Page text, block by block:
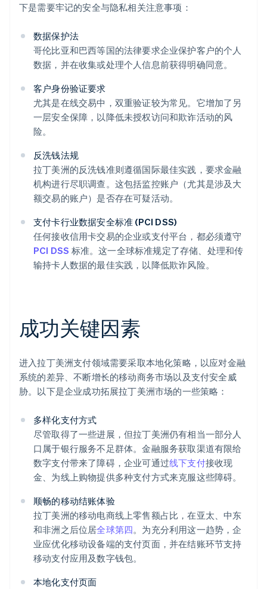
下是需要牢记的安全与隐私相关注意事项：
数据保护法
哥伦比亚和巴西等国的法律要求企业保护客户的个人
数据，并在收集或处理个人信息前获得明确同意。
客户身份验证要求
尤其是在线交易中，双重验证较为常见。它增加了另
一层安全保障，以降低未授权访问和欺诈活动的风
险。
反洗钱法规
拉丁美洲的反洗钱准则遵循国际最佳实践，要求金融
机构进行尽职调查。这包括监控账户（尤其是涉及大
额交易的账户）是否存在可疑活动。
支付卡行业数据安全标准 (PCI DSS)
任何接收信用卡交易的企业或支付平台，都必须遵守
PCI DSS 标准。这一全球标准规定了存储、处理和传
输持卡人数据的最佳实践，以降低欺诈风险。
成功关键因素
进入拉丁美洲支付领域需要采取本地化策略，以应对金融
系统的差异、不断增长的移动商务市场以及支付安全威
胁。以下是企业成功拓展拉丁美洲市场的一些策略：
多样化支付方式
尽管取得了一些进展，但拉丁美洲仍有相当一部分人
口属于银行服务不足群体。金融服务获取渠道有限给
数字支付带来了障碍，企业可通过线下支付接收现
金、为线上购物提供多种支付方式来克服这些障碍。
顺畅的移动结账体验
拉丁美洲的移动电商线上零售额占比，在亚太、中东
和非洲之后位居全球第四。为充分利用这一趋势，企
业应优化移动设备端的支付页面，并在结账环节支持
移动支付应用及数字钱包。
本地化支付页面